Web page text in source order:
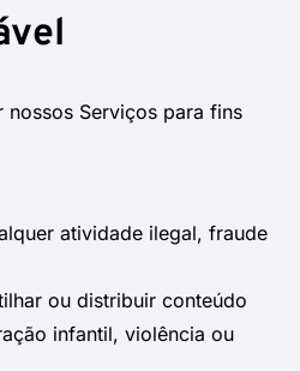
nossos Serviços para fins
atividade ilegal, fraude
ou distribuir conteúdo
infantil, violência ou